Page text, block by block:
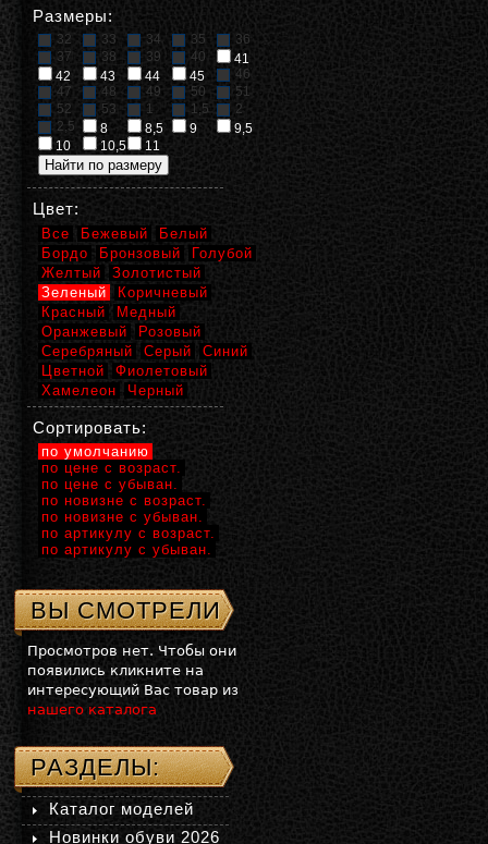
Размеры:
32 33 34 35
36
37
38 39 40
41
42
43 44 45
46
47
48 49 50
51
52
53 1 1,5
2
2,5
8 8,5 9
9,5
10
10,5 11
Цвет:
Все Бежевый
Белый
Бордо
Бронзовый
Голубой
Желтый
Золотистый
Зеленый
Коричневый
Красный
Медный
Оранжевый
Розовый
Серебряный
Серый
Синий
Цветной
Фиолетовый
Хамелеон
Черный
Сортировать:
по умолчанию
по цене с возраст.
по цене с убыван.
по новизне с возраст.
по новизне с убыван.
по артикулу с возраст.
по артикулу с убыван.
ВЫ СМОТРЕЛИ
Просмотров нет. Чтобы они
появились кликните на
интересующий Вас товар из
нашего каталога
РАЗДЕЛЫ:
Каталог моделей
Новинки обуви 2026